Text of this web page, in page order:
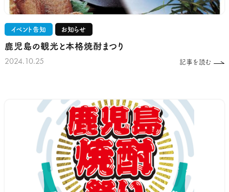
イベント告知 お知らせ
鹿児島の観光と本格焼酎まつり
2024.10.25 記事を読む